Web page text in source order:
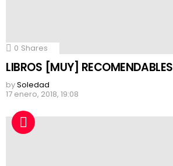
0 Shares
LIBROS [MUY] RECOMENDABLES
bySoledad
17 enero, 2018, 19:08